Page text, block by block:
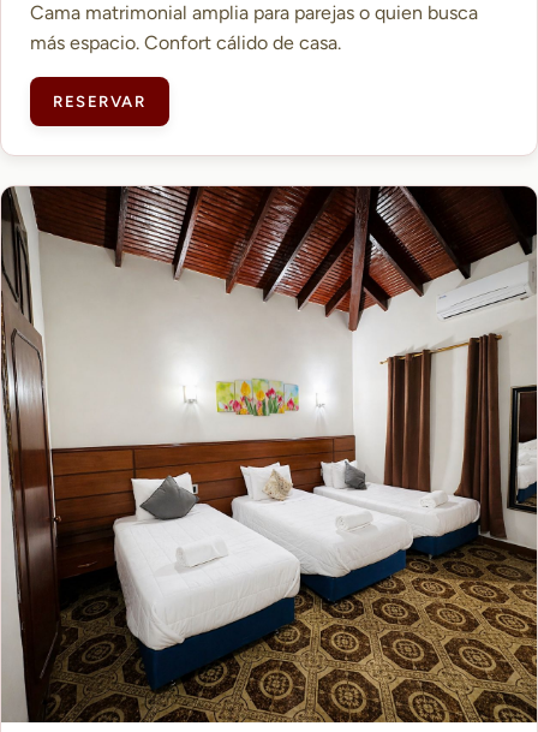
Cama matrimonial amplia para parejas o quien busca
más espacio. Confort cálido de casa.
RESERVAR